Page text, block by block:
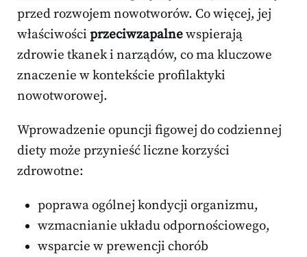
przed rozwojem nowotworów. Co więcej, jej
właściwości przeciwzapalnewspierają
zdrowie tkanek i narządów, co ma kluczowe
znaczenie w kontekście profilaktyki
nowotworowej.
Wprowadzenie opuncji figowej do codziennej
diety może przynieść liczne korzyści
zdrowotne:
poprawa ogólnej kondycji organizmu,
wzmacnianie układu odpornościowego,
wsparcie w prewencji chorób